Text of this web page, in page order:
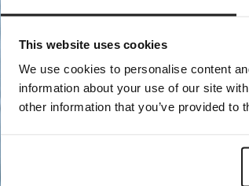
This website uses cookies
We use cookies to personalise content
information about your use of our site
other information that you’ve provided to